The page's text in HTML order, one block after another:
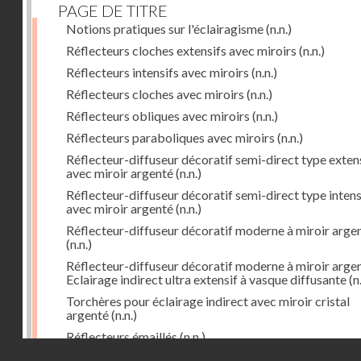
PAGE DE TITRE
Notions pratiques sur l'éclairagisme(n.n.)
Réflecteurs cloches extensifs avec miroirs (n.n.)
Réflecteurs intensifs avec miroirs (n.n.)
Réflecteurs cloches avec miroirs (n.n.)
Réflecteurs obliques avec miroirs (n.n.)
Réflecteurs paraboliques avec miroirs (n.n.)
Réflecteur-diffuseur décoratif semi-direct type
avec miroir argenté(n.n.)
Réflecteur-diffuseur décoratif semi-direct type
avec miroir argenté(n.n.)
Réflecteur-diffuseur décoratif moderne à miroir
(n.n.)
Réflecteur-diffuseur décoratif moderne à miroir
Eclairage indirect ultra extensif à vasque diffusante
Torchères pour éclairage indirect avec miroir cristal
argenté(n.n.)
Réflecteurs émaillés(n.n.)